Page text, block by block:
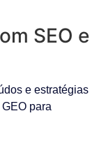
SEO e
e estratégias
para